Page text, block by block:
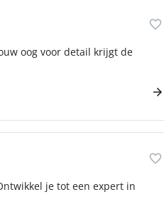
oog voor detail krijgt de
je tot een expert in